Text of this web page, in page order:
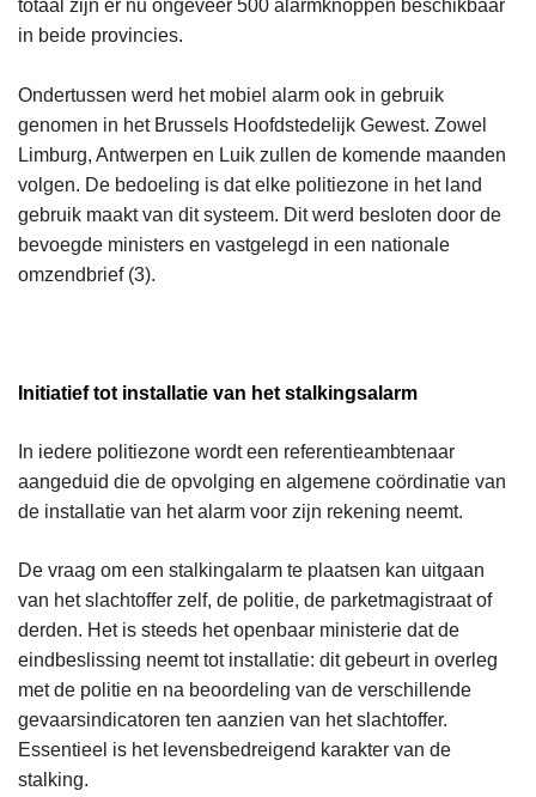
totaal zijn er nu ongeveer 500 alarmknoppen beschikbaar
in beide provincies.
Ondertussen werd het mobiel alarm ook in gebruik
genomen in het Brussels Hoofdstedelijk Gewest. Zowel
Limburg, Antwerpen en Luik zullen de komende maanden
volgen. De bedoeling is dat elke politiezone in het land
gebruik maakt van dit systeem. Dit werd besloten door de
bevoegde ministers en vastgelegd in een nationale
omzendbrief (3).
Initiatief tot installatie van het stalkingsalarm
In iedere politiezone wordt een referentieambtenaar
aangeduid die de opvolging en algemene coördinatie van
de installatie van het alarm voor zijn rekening neemt.
De vraag om een stalkingalarm te plaatsen kan uitgaan
van het slachtoffer zelf, de politie, de parketmagistraat of
derden. Het is steeds het openbaar ministerie dat de
eindbeslissing neemt tot installatie: dit gebeurt in overleg
met de politie en na beoordeling van de verschillende
gevaarsindicatoren ten aanzien van het slachtoffer.
Essentieel is het levensbedreigend karakter van de
stalking.